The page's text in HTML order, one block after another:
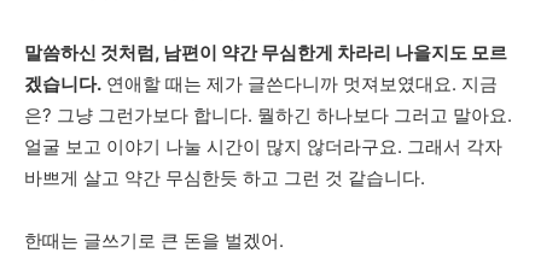
말씀하신 것처럼, 남편이 약간 무심한게 차라리 나을지도 모르
겠습니다. 연애할 때는 제가 글쓴다니까 멋져보였대요. 지금
은? 그냥 그런가보다 합니다. 뭘하긴 하나보다 그러고 말아요.
얼굴 보고 이야기 나눌 시간이 많지 않더라구요. 그래서 각자
바쁘게 살고 약간 무심한듯 하고 그런 것 같습니다.
한때는 글쓰기로 큰 돈을 벌겠어.